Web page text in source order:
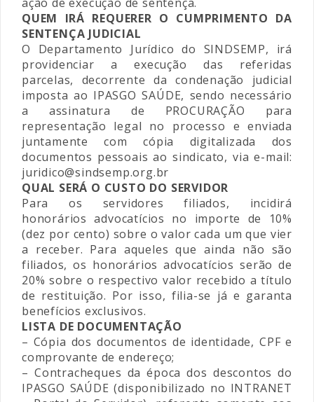
QUEM IRÁ REQUERER O CUMPRIMENTO DA
SENTENÇA JUDICIAL
O Departamento Jurídico do SINDSEMP, irá
providenciar a execução das referidas
parcelas, decorrente da condenação judicial
imposta ao IPASGO SAÚDE, sendo necessário
a assinatura de PROCURAÇÃO para
representação legal no processo e enviada
juntamente com cópia digitalizada dos
documentos pessoais ao sindicato, via e-mail:
juridico@sindsemp.org.br
QUAL SERÁ O CUSTO DO SERVIDOR
Para os servidores filiados, incidirá
honorários advocatícios no importe de 10%
(dez por cento) sobre o valor cada um que vier
a receber. Para aqueles que ainda não são
filiados, os honorários advocatícios serão de
20% sobre o respectivo valor recebido a título
de restituição. Por isso, filia-se já e garanta
benefícios exclusivos.
LISTA DE DOCUMENTAÇÃO
– Cópia dos documentos de identidade, CPF e
comprovante de endereço;
– Contracheques da época dos descontos do
IPASGO SAÚDE (disponibilizado no INTRANET